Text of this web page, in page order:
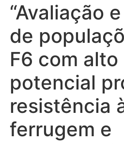
“Avaliação
de
F6 com alto
potencial
resistência
ferrugem e